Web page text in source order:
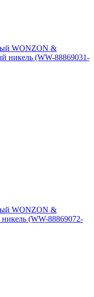
WONZON &
никель (WW-88869031-
WONZON &
(WW-88869072-